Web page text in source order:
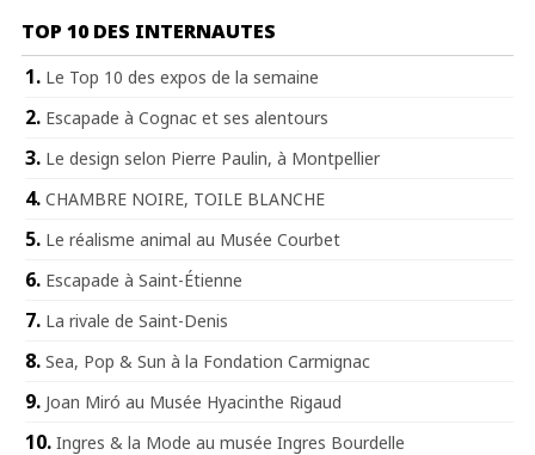
TOP 10 DES INTERNAUTES
Le Top 10 des expos de la semaine
Escapade à Cognac et ses alentours
Le design selon Pierre Paulin, à Montpellier
CHAMBRE NOIRE, TOILE BLANCHE
Le réalisme animal au Musée Courbet
Escapade à Saint-Étienne
La rivale de Saint-Denis
Sea, Pop & Sun à la Fondation Carmignac
Joan Miró au Musée Hyacinthe Rigaud
Ingres & la Mode au musée Ingres Bourdelle